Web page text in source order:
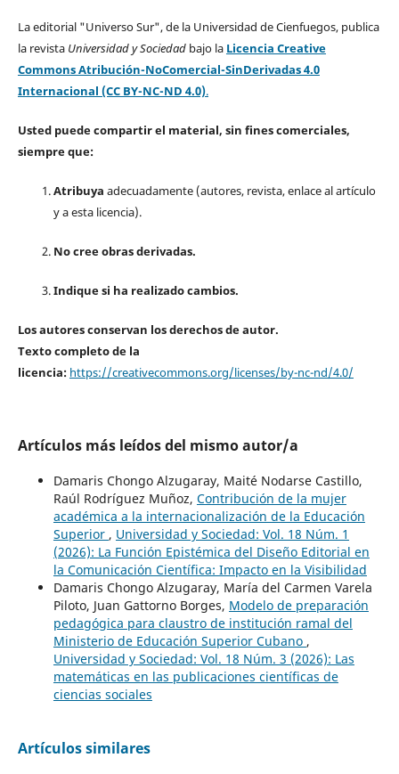
La editorial "Universo Sur", de la Universidad de Cienfuegos, publica
la revista Universidad y Sociedad bajo la Licencia Creative
Commons Atribución-NoComercial-SinDerivadas 4.0
Internacional (CC BY-NC-ND 4.0).
Usted puede compartir el material, sin fines comerciales,
siempre que:
Atribuya adecuadamente (autores, revista, enlace al artículo
y a esta licencia).
No cree obras derivadas.
Indique si ha realizado cambios.
Los autores conservan los derechos de autor.
Texto completo de la
licencia: https://creativecommons.org/licenses/by-nc-nd/4.0/
Artículos más leídos del mismo autor/a
Damaris Chongo Alzugaray, Maité Nodarse Castillo,
Raúl Rodríguez Muñoz, Contribución de la mujer
académica a la internacionalización de la Educación
Superior , Universidad y Sociedad: Vol. 18 Núm. 1
(2026): La Función Epistémica del Diseño Editorial en
la Comunicación Científica: Impacto en la Visibilidad
Damaris Chongo Alzugaray, María del Carmen Varela
Piloto, Juan Gattorno Borges, Modelo de preparación
pedagógica para claustro de institución ramal del
Ministerio de Educación Superior Cubano ,
Universidad y Sociedad: Vol. 18 Núm. 3 (2026): Las
matemáticas en las publicaciones científicas de
ciencias sociales
Artículos similares